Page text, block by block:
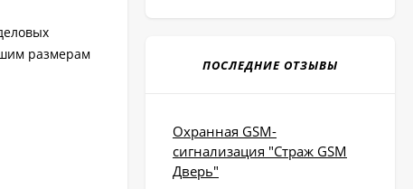
размерам
ПОСЛЕДНИЕ ОТЗЫВЫ
Охранная GSM-
сигнализация "Страж GSM
Дверь"